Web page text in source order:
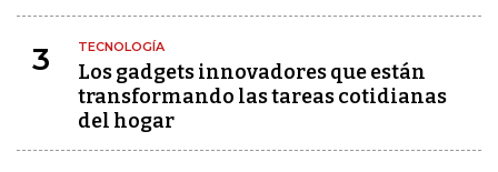
3 TECNOLOGÍA
Los gadgets innovadores que están
transformando las tareas cotidianas
del hogar